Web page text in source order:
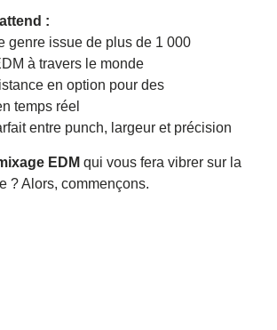
:
genre issue de plus de 1 000
à travers le monde
en option pour des
temps réel
entre punch, largeur et précision
EDM qui vous fera vibrer sur la
? Alors, commençons.